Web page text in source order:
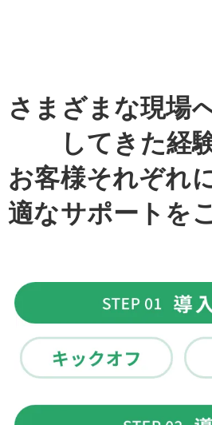
さまざまな現場
してきた経
お客様それぞれ
適なサポートを